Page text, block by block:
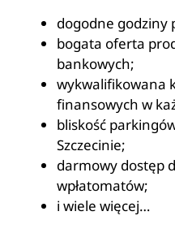
dogodne godziny
bogata oferta
bankowych;
wykwalifikowana
finansowych w
bliskość
Szczecinie;
darmowy dostęp
wpłatomatów;
i wiele więcej…